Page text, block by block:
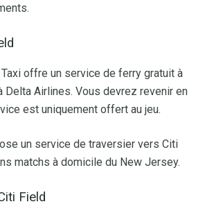
Taxi offre un service de ferry gratuit à
Delta Airlines. Vous devrez revenir en
est uniquement offert au jeu.
un service de traversier vers Citi
matchs à domicile du New Jersey.
Field